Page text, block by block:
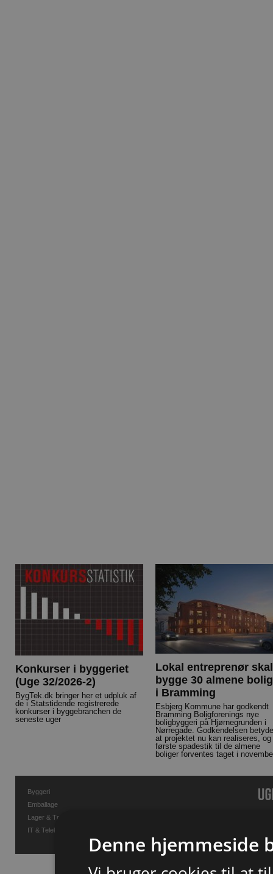
Konkurser i byggeriet
(Uge 32/2026-2)
BygTek.dk bringer her et udpluk af
de i Statstidende registrerede
konkurser i byggebranchen de
seneste uger
Lokal entreprenør skal
bygge 30 almene
i Bramming
Esbjerg Kommune har godkendt
Bramming Boligforenings nye
boligbyggeri på Hjørnegrunden i
Nørregade. Godkendelsen
at projektet nu kan realiseres, og
første spadestik til de almene
boliger forventes taget i
Byggeri
Emballage
Lager & Transport
IT & Telekommunikation
Denne hjemmeside